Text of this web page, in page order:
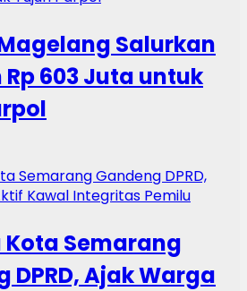
Salurkan
603 Juta untuk
Kota Semarang
DPRD, Ajak Warga